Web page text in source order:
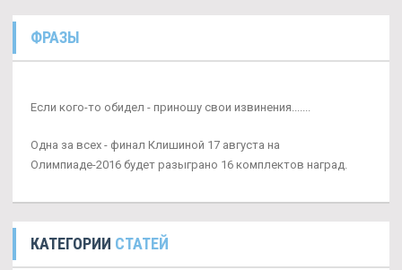
ФРАЗЫ
Если кого-то обидел - приношу свои извинения.......
Одна за всех - финал Клишиной 17 августа на
Олимпиаде-2016 будет разыграно 16 комплектов наград.
КАТЕГОРИИ СТАТЕЙ